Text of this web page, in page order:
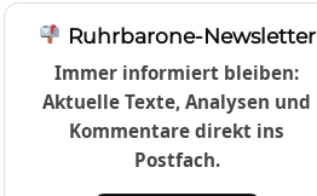
Ruhrbarone-Newsletter
Immer informiert bleiben:
Aktuelle Texte, Analysen und
Kommentare direkt ins
Postfach.